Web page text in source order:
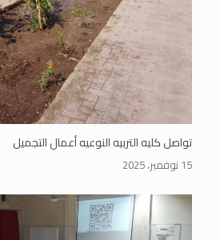
تواصل كليه التربيه النوعيه أعمال التجميل
15 نوفمبر، 2025